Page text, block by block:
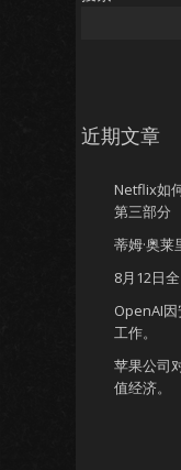
近期文章
Netflix如
第三部分
蒂姆·奥
8月12日
OpenAI
工作。
苹果公司
值经济。